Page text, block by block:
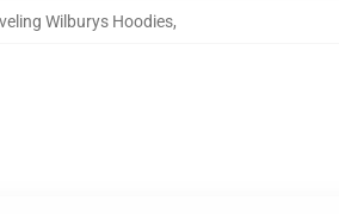
Wilburys Hoodies,